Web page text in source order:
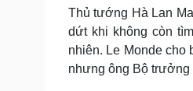
Thủ tướng Hà Lan
dứt khi không còn
nhiên. Le Monde cho
nhưng ông Bộ trưởng